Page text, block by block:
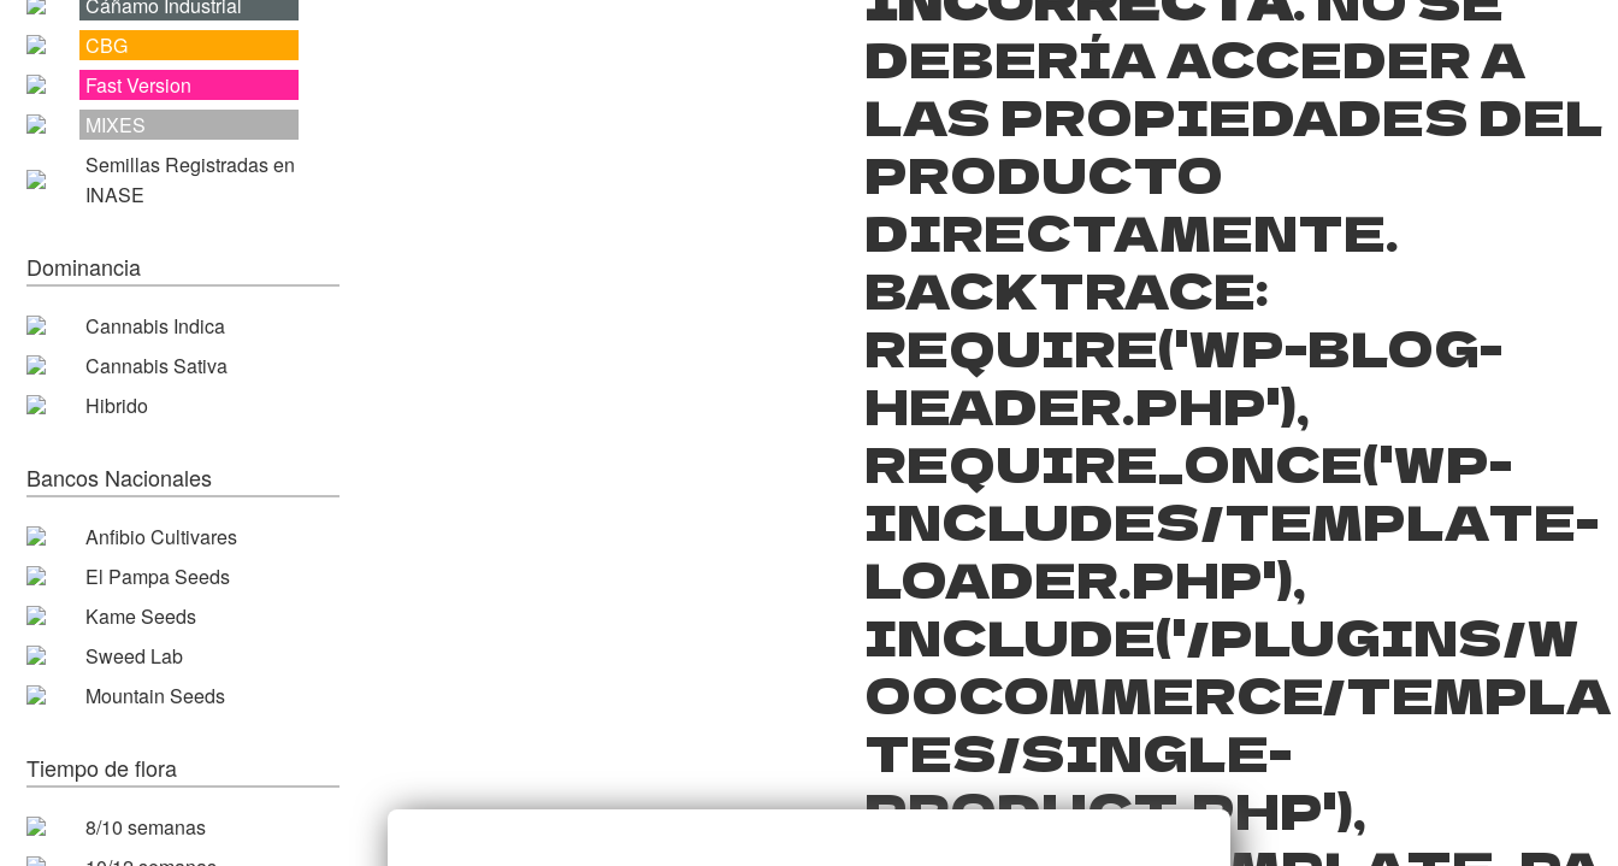
CBG
Fast Version
MIXES
Semillas Registradas en
INASE
Dominancia
Cannabis Indica
Cannabis Sativa
Hibrido
Bancos Nacionales
Anfibio Cultivares
El Pampa Seeds
Kame Seeds
Sweed Lab
Mountain Seeds
Tiempo de flora
8/10 semanas
DEBERÍA ACCEDER A
LAS PROPIEDADES DEL
PRODUCTO
DIRECTAMENTE.
BACKTRACE:
REQUIRE('WP-BLOG-
HEADER.PHP'),
REQUIRE_ONCE('WP-
INCLUDES/TEMPLATE-
LOADER.PHP'),
INCLUDE('/PLUGINS/W
OOCOMMERCE/TEMPLA
TES/SINGLE-
PRODUCT.PHP'),